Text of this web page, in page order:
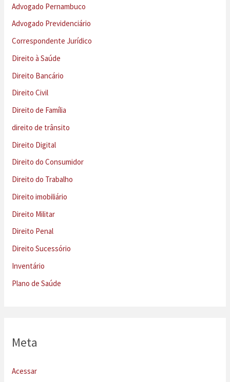
Advogado Pernambuco
Advogado Previdenciário
Correspondente Jurídico
Direito à Saúde
Direito Bancário
Direito Civil
Direito de Família
direito de trânsito
Direito Digital
Direito do Consumidor
Direito do Trabalho
Direito imobiliário
Direito Militar
Direito Penal
Direito Sucessório
Inventário
Plano de Saúde
Meta
Acessar